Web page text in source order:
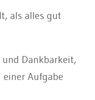
als alles gut
und Dankbarkeit,
Aufgabe